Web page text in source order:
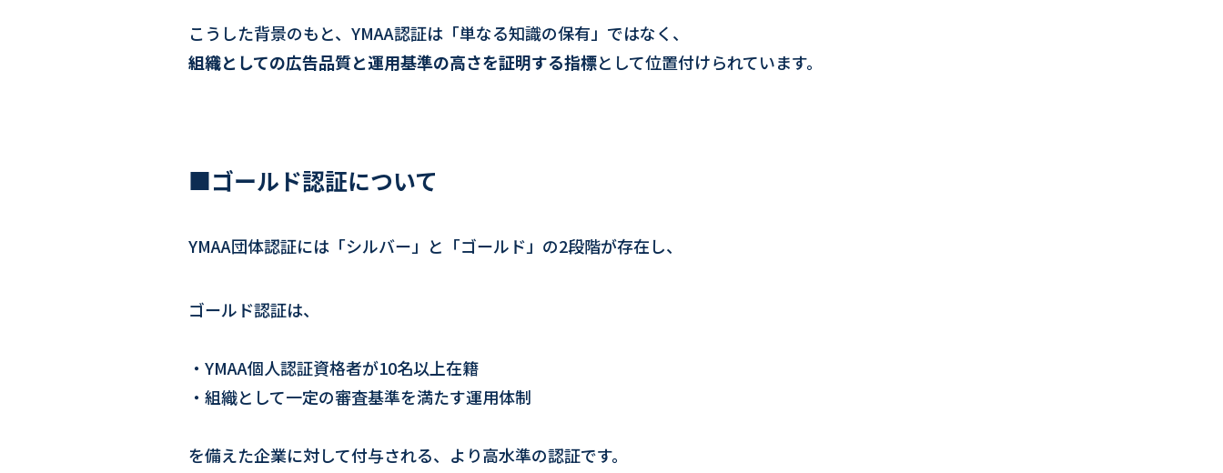
こうした背景のもと、YMAA認証は「単なる知識の保有」ではなく、
組織としての広告品質と運用基準の高さを証明する指標として位置付けられています。
■ゴールド認証について
YMAA団体認証には「シルバー」と「ゴールド」の2段階が存在し、
ゴールド認証は、
・YMAA個人認証資格者が10名以上在籍
・組織として一定の審査基準を満たす運用体制
を備えた企業に対して付与される、より高水準の認証です。